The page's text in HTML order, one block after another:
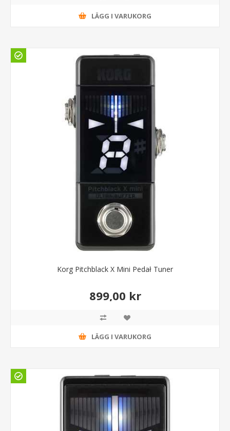
LÄGG I VARUKORG
Korg Pitchblack X Mini Pedał Tuner
899,00 kr
LÄGG I VARUKORG